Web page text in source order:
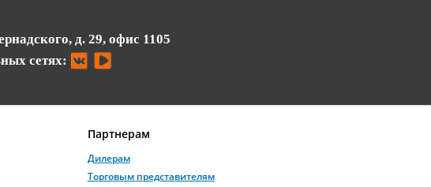
д. 29, офис 1105
сетях:
Партнерам
Дилерам
Торговым представителям